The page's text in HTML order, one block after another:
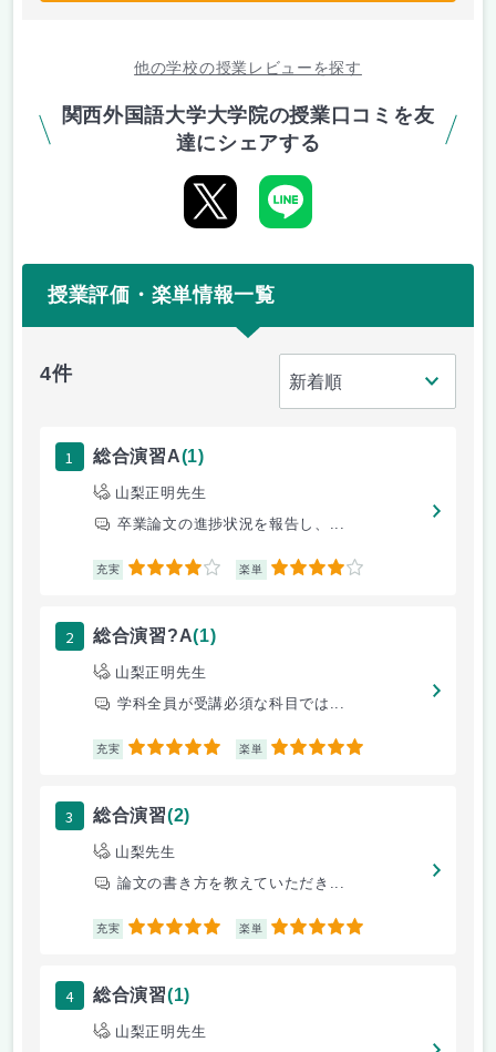
他の学校の授業レビューを探す
関西外国語大学大学院の授業口コミを友
達にシェアする
授業評価・楽単情報一覧
4件
1 総合演習A(1)
山梨正明先生
卒業論文の進捗状況を報告し、...
充実 4 楽単 4
2 総合演習?A(1)
山梨正明先生
学科全員が受講必須な科目では...
充実 5 楽単 5
3 総合演習(2)
山梨先生
論文の書き方を教えていただき...
充実 5 楽単 5
4 総合演習(1)
山梨正明先生